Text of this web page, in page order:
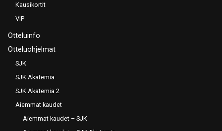
Kausikortit
VIP
Otteluinfo
Otteluohjelmat
SJK
SJK Akatemia
SJK Akatemia 2
Aiemmat kaudet
Aiemmat kaudet – SJK